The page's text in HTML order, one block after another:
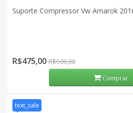
Suporte Compressor Vw Amarok
R$475,00 R$500,00
Comprar
text_sale